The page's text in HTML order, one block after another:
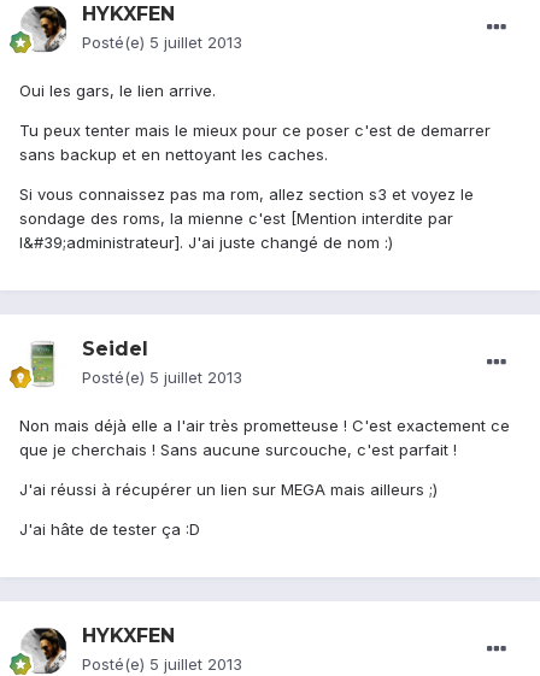
HYKXFEN
Posté(e) 5 juillet 2013
Oui les gars, le lien arrive.
Tu peux tenter mais le mieux pour ce poser c'est de demarrer
sans backup et en nettoyant les caches.
Si vous connaissez pas ma rom, allez section s3 et voyez le
sondage des roms, la mienne c'est [Mention interdite par
l&#39;administrateur]. J'ai juste changé de nom :)
Seidel
Posté(e) 5 juillet 2013
Non mais déjà elle a l'air très prometteuse ! C'est exactement ce
que je cherchais ! Sans aucune surcouche, c'est parfait !
J'ai réussi à récupérer un lien sur MEGA mais ailleurs ;)
J'ai hâte de tester ça :D
HYKXFEN
Posté(e) 5 juillet 2013